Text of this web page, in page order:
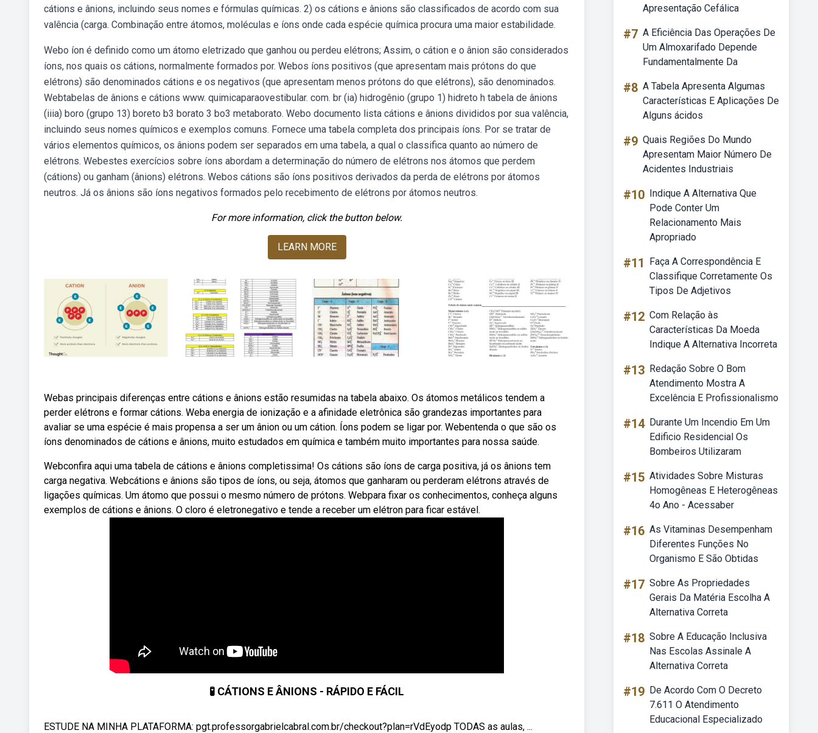
cátions e ânions, incluindo seus nomes e fórmulas químicas. 2) os cátions e ânions são classificados de acordo com sua
valência (carga. Combinação entre átomos, moléculas e íons onde cada espécie química procura uma maior estabilidade.
Webo íon é definido como um átomo eletrizado que ganhou ou perdeu elétrons; Assim, o cátion e o ânion são considerados
íons, nos quais os cátions, normalmente formados por. Webos íons positivos (que apresentam mais prótons do que
elétrons) são denominados cátions e os negativos (que apresentam menos prótons do que elétrons), são denominados.
Webtabelas de ânions e cátions www. quimicaparaovestibular. com. br (ia) hidrogênio (grupo 1) hidreto h tabela de ânions
(iiia) boro (grupo 13) boreto b3 borato 3 bo3 metaborato. Webo documento lista cátions e ânions divididos por sua valência,
incluindo seus nomes químicos e exemplos comuns. Fornece uma tabela completa dos principais íons. Por se tratar de
vários elementos químicos, os ânions podem ser separados em uma tabela, a qual o classifica quanto ao número de
elétrons. Webestes exercícios sobre íons abordam a determinação do número de elétrons nos átomos que perdem
(cátions) ou ganham (ânions) elétrons. Webos cátions são íons positivos derivados da perda de elétrons por átomos
neutros. Já os ânions são íons negativos formados pelo recebimento de elétrons por átomos neutros.
For more information, click the button below.
LEARN MORE
Webas principais diferenças entre cátions e ânions estão resumidas na tabela abaixo. Os átomos metálicos tendem a
perder elétrons e formar cátions. Weba energia de ionização e a afinidade eletrônica são grandezas importantes para
avaliar se uma espécie é mais propensa a ser um ânion ou um cátion. Íons podem se ligar por. Webentenda o que são os
íons denominados de cátions e ânions, muito estudados em química e também muito importantes para nossa saúde.
Webconfira aqui uma tabela de cátions e ânions completissima! Os cátions são íons de carga positiva, já os ânions tem
carga negativa. Webcátions e ânions são tipos de íons, ou seja, átomos que ganharam ou perderam elétrons através de
ligações químicas. Um átomo que possui o mesmo número de prótons. Webpara fixar os conhecimentos, conheça alguns
exemplos de cátions e ânions. O cloro é eletronegativo e tende a receber um elétron para ficar estável.
🧪 CÁTIONS E ÂNIONS - RÁPIDO E FÁCIL
ESTUDE NA MINHA PLATAFORMA: pgt.professorgabrielcabral.com.br/checkout?plan=rVdEyodp TODAS as aulas, ...
Apresentação Cefálica
#7 A Eficiência Das Operações De
Um Almoxarifado Depende
Fundamentalmente Da
#8 A Tabela Apresenta Algumas
Características E Aplicações De
Alguns ácidos
#9 Quais Regiões Do Mundo
Apresentam Maior Número De
Acidentes Industriais
#10 Indique A Alternativa Que
Pode Conter Um
Relacionamento Mais
Apropriado
#11
Faça A Correspondência E
Classifique Corretamente Os
Tipos De Adjetivos
#12 Com Relação às
Características Da Moeda
Indique A Alternativa Incorreta
#13 Redação Sobre O Bom
Atendimento Mostra A
Excelência E Profissionalismo
#14 Durante Um Incendio Em Um
Edificio Residencial Os
Bombeiros Utilizaram
#15 Atividades Sobre Misturas
Homogêneas E Heterogêneas
4o Ano - Acessaber
#16 As Vitaminas Desempenham
Diferentes Funções No
Organismo E São Obtidas
#17 Sobre As Propriedades
Gerais Da Matéria Escolha A
Alternativa Correta
#18 Sobre A Educação Inclusiva
Nas Escolas Assinale A
Alternativa Correta
#19 De Acordo Com O Decreto
7.611 O Atendimento
Educacional Especializado